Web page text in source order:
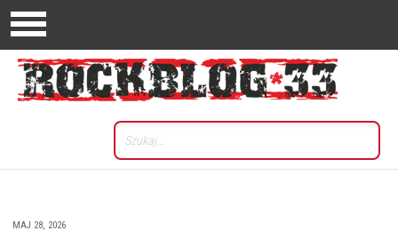
MAJ 28, 2026